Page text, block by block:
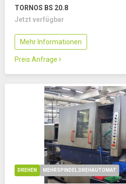
TORNOS BS 20.8
Jetzt verfügbar
Mehr Informationen
Preis Anfrage
DREHEN MEHRSPINDEL DREHAUTOMAT